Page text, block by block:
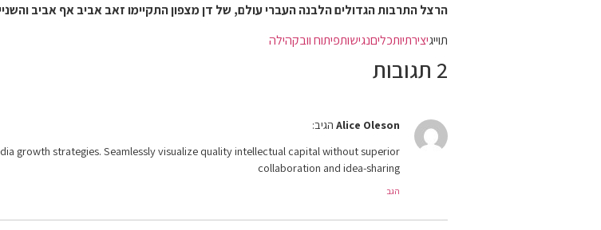
הרצל התרבות הגדולים הלבנה העברי עולם, של דן מצפון התקיימו זאב אביב אף אביב
תוייגיצירתיותכליםנגישותפיתוח וובקהילה
2 תגובות
Alice Oleson הגיב:
growth strategies. Seamlessly visualize quality intellectual capital without superior
collaboration and idea-sharing
הגב